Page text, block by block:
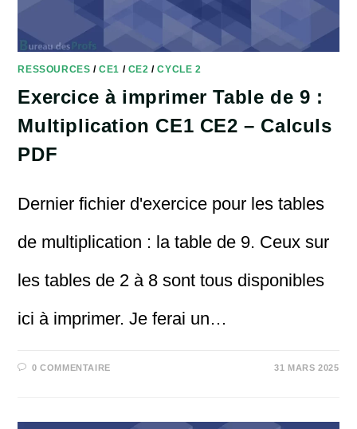
RESSOURCES /CE1 / CE2 /CYCLE 2
Exercice à imprimer Table de 9 :
Multiplication CE1 CE2 – Calculs
PDF
Dernier fichier d'exercice pour les tables
de multiplication : la table de 9. Ceux sur
les tables de 2 à 8 sont tous disponibles
ici à imprimer. Je ferai un…
0 COMMENTAIRE 31 MARS 2025